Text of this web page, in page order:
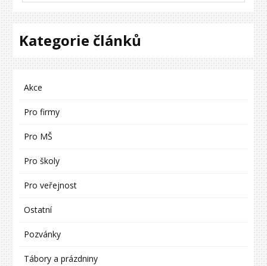
Kategorie článků
Akce
Pro firmy
Pro MŠ
Pro školy
Pro veřejnost
Ostatní
Pozvánky
Tábory a prázdniny